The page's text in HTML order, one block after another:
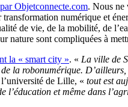
Objetconnecte.com. Nous ne
numérique et
de vie, de la mobilité, de
nature sont compliquées à
la « smart city ». « La ville de
la robonumérique.
de Lille, « tout est
l’éducation et même dans